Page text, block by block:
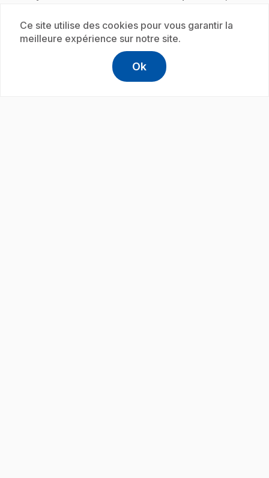
invisible!
Ce site utilise des cookies pour vous garantir la
meilleure expérience sur notre site.
Ok